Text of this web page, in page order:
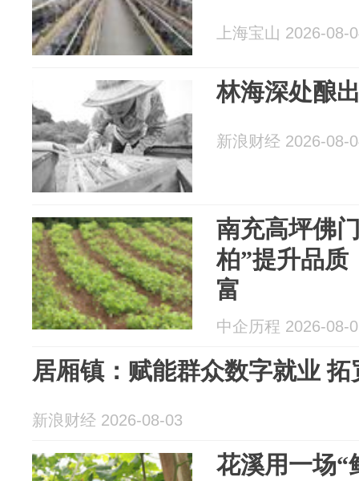
上海宝山 2026-08-
林海深处酿
新浪财经 2026-08-
南充高坪佛
柏”提升品质
富
中企历程 2026-08-
居厢镇：赋能群众数字就业
新浪财经 2026-08-03
花溪用一场“